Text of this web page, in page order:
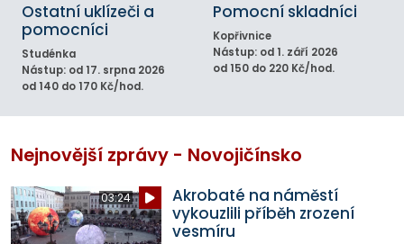
Ostatní uklízeči a
pomocníci
Studénka
Nástup: od 17. srpna 2026
od 140 do 170 Kč/hod.
Pomocní skladníci
Kopřivnice
Nástup: od 1. září 2026
od 150 do 220 Kč/hod.
Nejnovější zprávy - Novojičínsko
03:24
Akrobaté na náměstí
vykouzlili příběh zrození
vesmíru